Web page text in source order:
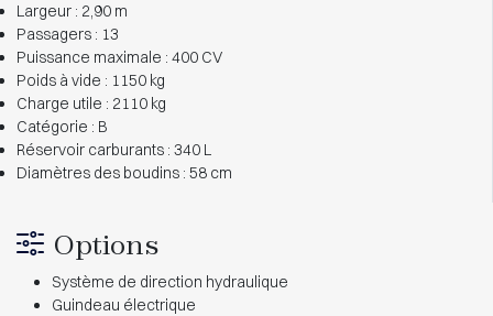
Largeur : 2,90 m
Passagers : 13
Puissance maximale : 400 CV
Poids à vide : 1150 kg
Charge utile : 2110 kg
Catégorie : B
Réservoir carburants : 340 L
Diamètres des boudins : 58 cm
Options
Système de direction hydraulique
Guindeau électrique